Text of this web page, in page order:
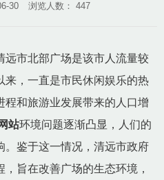
30 浏览人数： 447
远市北部广场是该市人流量较
来，一直是市民休闲娱乐的热
程和旅游业发展带来的人口增
站环境问题逐渐凸显，人们的
。鉴于这一情况，清远市政府
旨在改善广场的生态环境，